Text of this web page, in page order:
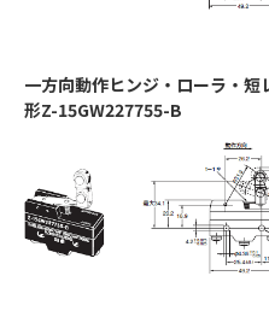
一方向動作ヒンジ・ローラ・短
形Z-15GW227755-B